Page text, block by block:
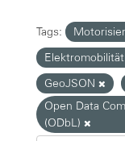
Tags:
Elektromobilität
GeoJSON
Open Data
(ODbL)